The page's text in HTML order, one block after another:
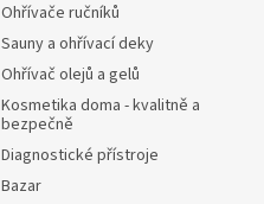
Ohřívače ručníků
Sauny a ohřívací deky
Ohřívač olejů a gelů
Kosmetika doma - kvalitně a
bezpečně
Diagnostické přístroje
Bazar